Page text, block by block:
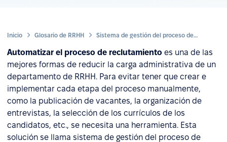
Inicio Glosario de RRHH Sistema de gestión del proceso de reclutamiento
Automatizar el proceso de reclutamiento es una de las
mejores formas de reducir la carga administrativa de un
departamento de RRHH. Para evitar tener que crear e
implementar cada etapa del proceso manualmente,
como la publicación de vacantes, la organización de
entrevistas, la selección de los currículos de los
candidatos, etc., se necesita una herramienta. Esta
solución se llama sistema de gestión del proceso de